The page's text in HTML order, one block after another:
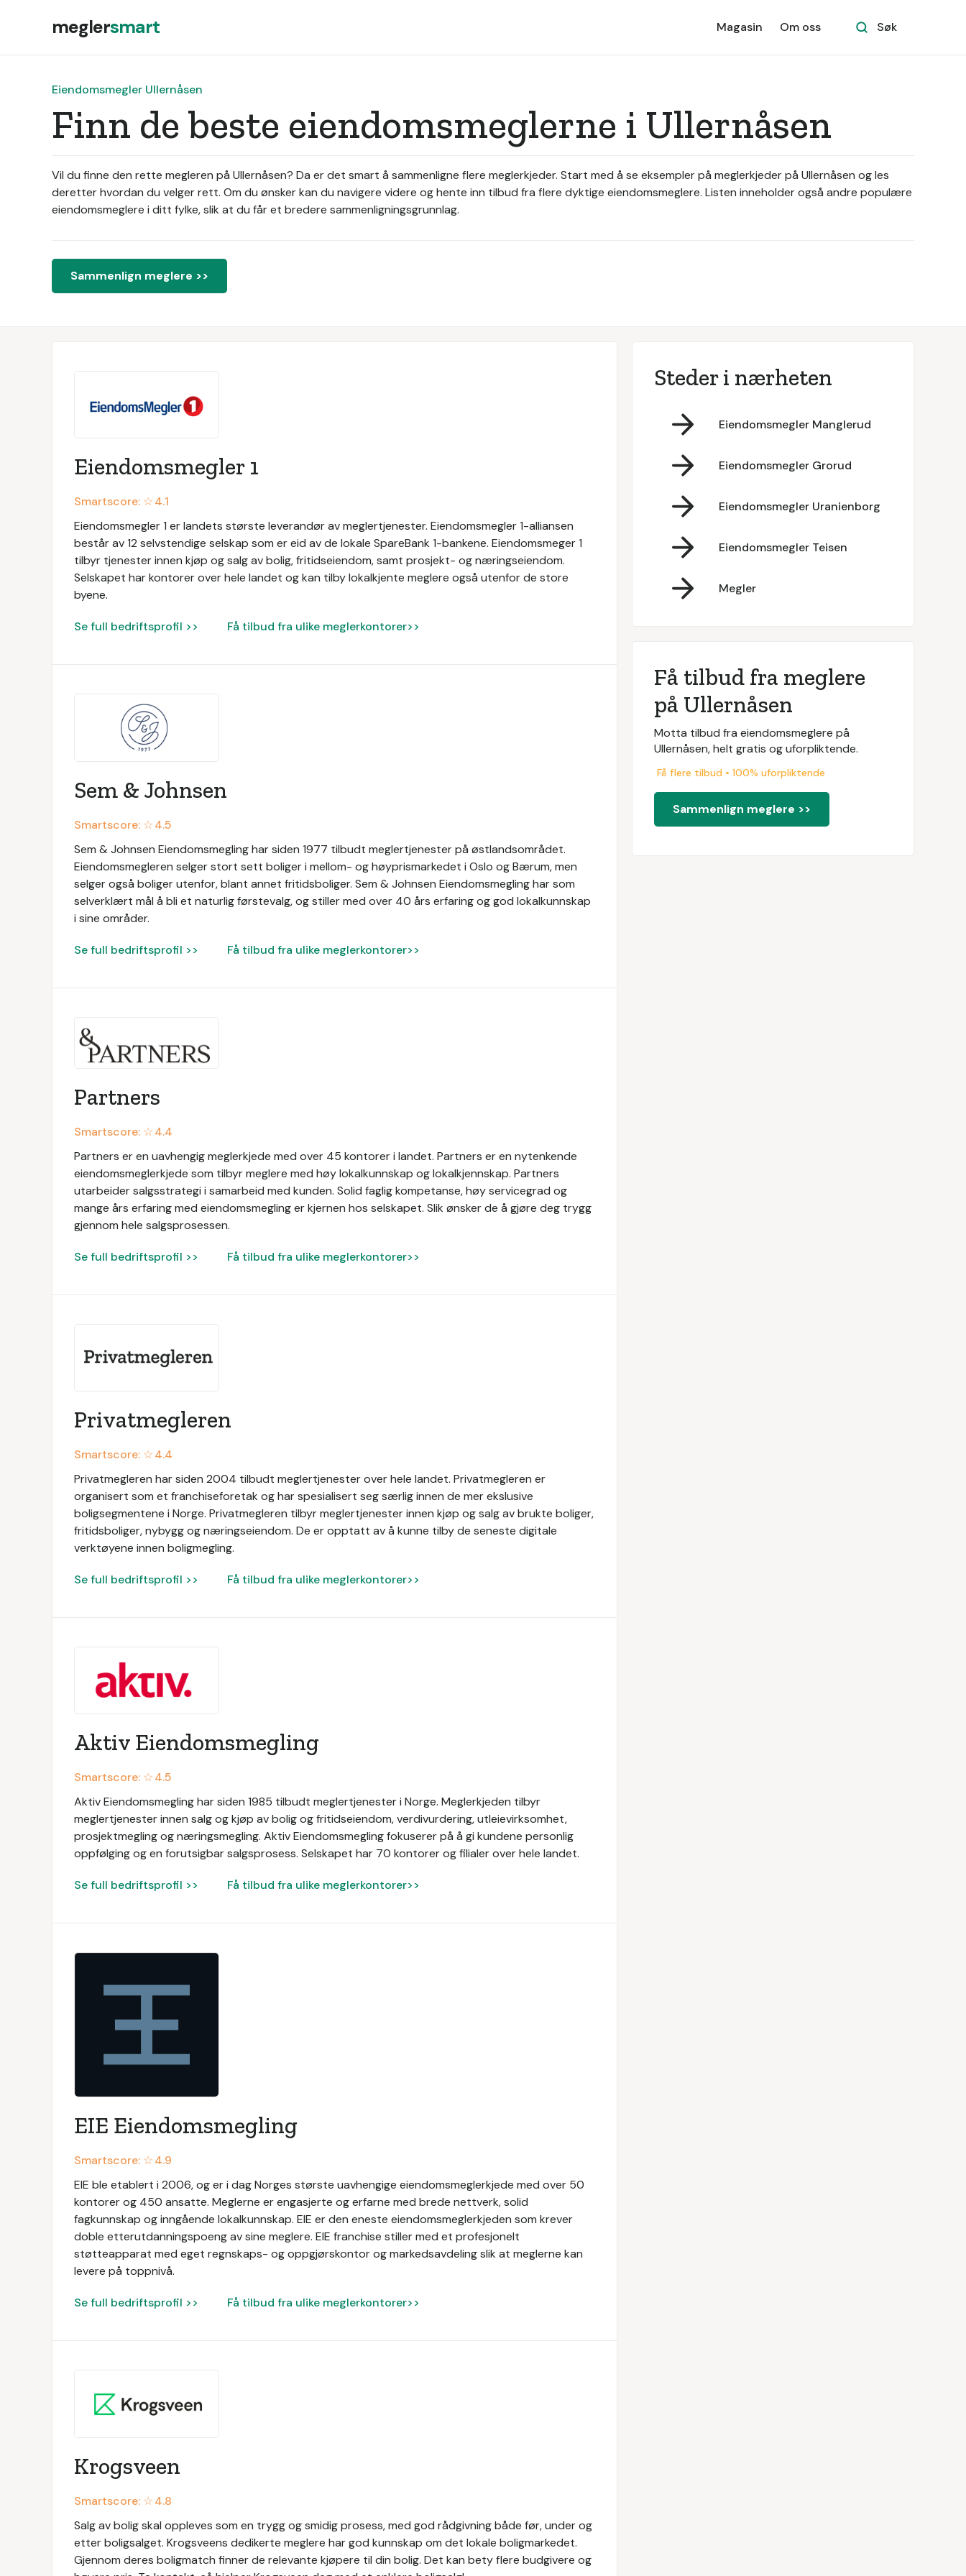
meglersmart Magasin Om oss Søk
Eiendomsmegler Ullernåsen
Finn de beste eiendomsmeglerne i Ullernåsen
Vil du finne den rette megleren på Ullernåsen? Da er det smart å sammenligne flere meglerkjeder. Start med å se eksempler på meglerkjeder på Ullernåsen og les
deretter hvordan du velger rett. Om du ønsker kan du navigere videre og hente inn tilbud fra flere dyktige eiendomsmeglere. Listen inneholder også andre populære
eiendomsmeglere i ditt fylke, slik at du får et bredere sammenligningsgrunnlag.
Sammenlign meglere >>
Eiendomsmegler 1
Smartscore: ☆4.1
Eiendomsmegler 1 er landets største leverandør av meglertjenester. Eiendomsmegler 1-alliansen
består av 12 selvstendige selskap som er eid av de lokale SpareBank 1-bankene. Eiendomsmeger 1
tilbyr tjenester innen kjøp og salg av bolig, fritidseiendom, samt prosjekt- og næringseiendom.
Selskapet har kontorer over hele landet og kan tilby lokalkjente meglere også utenfor de store
byene.
Se full bedriftsprofil >> Få tilbud fra ulike meglerkontorer>>
Sem & Johnsen
Smartscore: ☆4.5
Sem & Johnsen Eiendomsmegling har siden 1977 tilbudt meglertjenester på østlandsområdet.
Eiendomsmegleren selger stort sett boliger i mellom- og høyprismarkedet i Oslo og Bærum, men
selger også boliger utenfor, blant annet fritidsboliger. Sem & Johnsen Eiendomsmegling har som
selverklært mål å bli et naturlig førstevalg, og stiller med over 40 års erfaring og god lokalkunnskap
i sine områder.
Se full bedriftsprofil >> Få tilbud fra ulike meglerkontorer>>
Partners
Smartscore: ☆4.4
Partners er en uavhengig meglerkjede med over 45 kontorer i landet. Partners er en nytenkende
eiendomsmeglerkjede som tilbyr meglere med høy lokalkunnskap og lokalkjennskap. Partners
utarbeider salgsstrategi i samarbeid med kunden. Solid faglig kompetanse, høy servicegrad og
mange års erfaring med eiendomsmegling er kjernen hos selskapet. Slik ønsker de å gjøre deg trygg
gjennom hele salgsprosessen.
Se full bedriftsprofil >> Få tilbud fra ulike meglerkontorer>>
Privatmegleren
Smartscore: ☆4.4
Privatmegleren har siden 2004 tilbudt meglertjenester over hele landet. Privatmegleren er
organisert som et franchiseforetak og har spesialisert seg særlig innen de mer ekslusive
boligsegmentene i Norge. Privatmegleren tilbyr meglertjenester innen kjøp og salg av brukte boliger,
fritidsboliger, nybygg og næringseiendom. De er opptatt av å kunne tilby de seneste digitale
verktøyene innen boligmegling.
Se full bedriftsprofil >> Få tilbud fra ulike meglerkontorer>>
Aktiv Eiendomsmegling
Smartscore: ☆4.5
Aktiv Eiendomsmegling har siden 1985 tilbudt meglertjenester i Norge. Meglerkjeden tilbyr
meglertjenester innen salg og kjøp av bolig og fritidseiendom, verdivurdering, utleievirksomhet,
prosjektmegling og næringsmegling. Aktiv Eiendomsmegling fokuserer på å gi kundene personlig
oppfølging og en forutsigbar salgsprosess. Selskapet har 70 kontorer og filialer over hele landet.
Se full bedriftsprofil >> Få tilbud fra ulike meglerkontorer>>
EIE Eiendomsmegling
Smartscore: ☆4.9
EIE ble etablert i 2006, og er i dag Norges største uavhengige eiendomsmeglerkjede med over 50
kontorer og 450 ansatte. Meglerne er engasjerte og erfarne med brede nettverk, solid
fagkunnskap og inngående lokalkunnskap. EIE er den eneste eiendomsmeglerkjeden som krever
doble etterutdanningspoeng av sine meglere. EIE franchise stiller med et profesjonelt
støtteapparat med eget regnskaps- og oppgjørskontor og markedsavdeling slik at meglerne kan
levere på toppnivå.
Se full bedriftsprofil >> Få tilbud fra ulike meglerkontorer>>
Krogsveen
Smartscore: ☆4.8
Salg av bolig skal oppleves som en trygg og smidig prosess, med god rådgivning både før, under og
etter boligsalget. Krogsveens dedikerte meglere har god kunnskap om det lokale boligmarkedet.
Gjennom deres boligmatch finner de relevante kjøpere til din bolig. Det kan bety flere budgivere og
Steder i nærheten
Eiendomsmegler Manglerud
Eiendomsmegler Grorud
Eiendomsmegler Uranienborg
Eiendomsmegler Teisen
Megler
Få tilbud fra meglere
på Ullernåsen
Motta tilbud fra eiendomsmeglere på
Ullernåsen, helt gratis og uforpliktende.
Få flere tilbud • 100% uforpliktende
Sammenlign meglere >>